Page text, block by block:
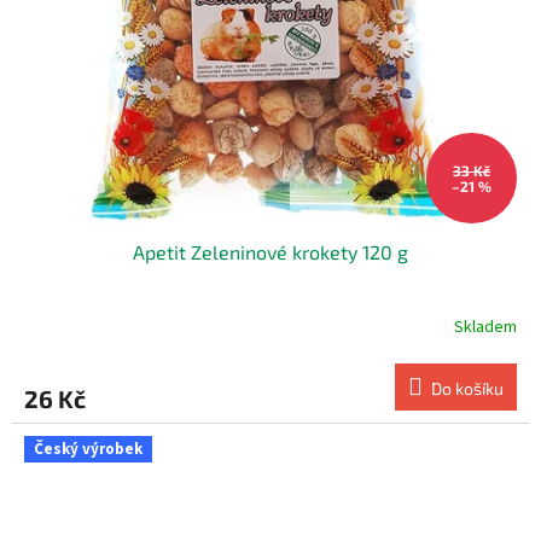
33 Kč
–21 %
Apetit Zeleninové krokety 120 g
Skladem
26 Kč Do košíku
Český výrobek